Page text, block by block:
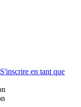
S'inscrire en tant que